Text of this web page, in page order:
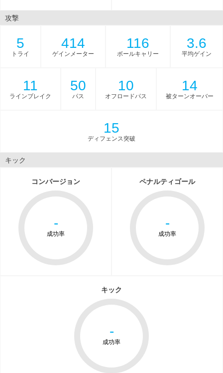
攻撃
5
トライ
414
ゲインメーター
116
ボールキャリー
3.6
平均ゲイン
11
ラインブレイク
50
パス
10
オフロードパス
14
被ターンオーバー
15
ディフェンス突破
キック
コンバージョン
-
成功率
ペナルティゴール
-
成功率
キック
-
成功率